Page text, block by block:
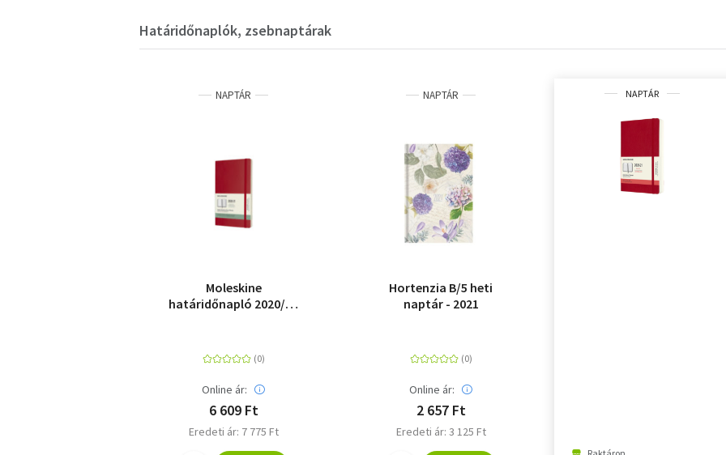
Határidőnaplók, zsebnaptárak
NAPTÁR
NAPTÁR
Moleskine
határidőnapló 2020/21
Online ár:
6 609 Ft
Eredeti ár: 7 775 Ft
NAPTÁR
Hortenzia B/5 heti
naptár - 2021
Online ár:
2 657 Ft
Eredeti ár: 3 125 Ft